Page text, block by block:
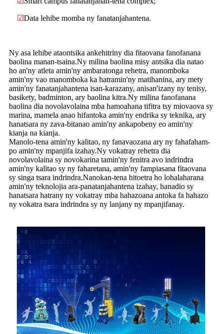
☑Data lehibe momba ny fanatanjahantena.
Ny asa lehibe ataontsika ankehitriny dia fitaovana fanofanana
baolina manan-tsaina.Ny milina baolina misy antsika dia natao
ho an'ny atleta amin'ny ambaratonga rehetra, manomboka
amin'ny vao manomboka ka hatramin'ny matihanina, ary mety
amin'ny fanatanjahantena isan-karazany, anisan'izany ny tenisy,
basikety, badminton, ary baolina kitra.Ny milina fanofanana
baolina dia novolavolaina mba hamoahana tifitra tsy miovaova sy
marina, mamela anao hifantoka amin'ny endrika sy teknika, ary
hanatsara ny zava-bitanao amin'ny ankapobeny eo amin'ny
kianja na kianja.
Manolo-tena amin'ny kalitao, ny fanavaozana ary ny fahafaham-
po amin'ny mpanjifa izahay.Ny vokatray rehetra dia
novolavolaina sy novokarina tamin'ny fenitra avo indrindra
amin'ny kalitao sy ny faharetana, amin'ny fampiasana fitaovana
sy singa tsara indrindra.Nanokan-tena hitoetra ho lohalaharana
amin'ny teknolojia ara-panatanjahantena izahay, hanadio sy
hanatsara hatrany ny vokatray mba hahazoana antoka fa hahazo
ny vokatra tsara indrindra sy ny lanjany ny mpanjifanay.